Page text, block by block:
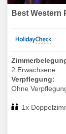
Best Western
2 Erwachsene
Verpflegung:
Ohne
1x